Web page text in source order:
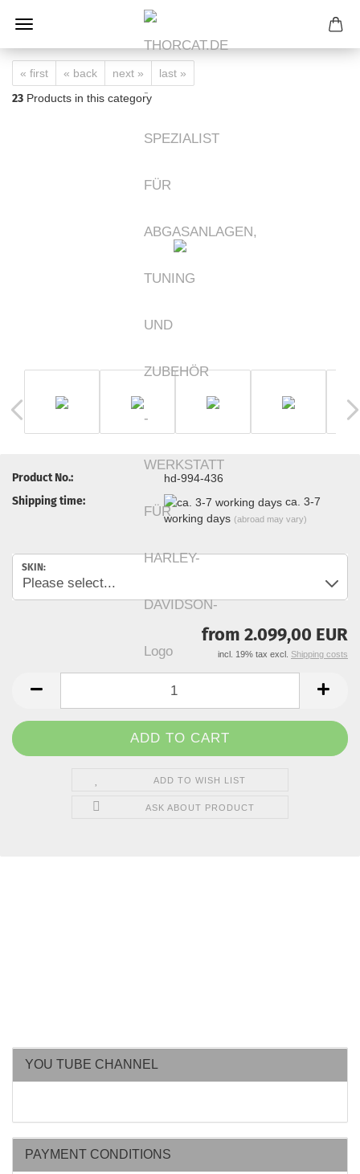
« first « back next » last »
23 Products in this category
Product No.: hd-994-436
Shipping time:
ca. 3-7
working days (abroad may vary)
SKIN:
from 2.099,00 EUR
incl. 19% tax excl. Shipping costs
ADD TO WISH LIST
ASK ABOUT PRODUCT
YOU TUBE CHANNEL
PAYMENT CONDITIONS